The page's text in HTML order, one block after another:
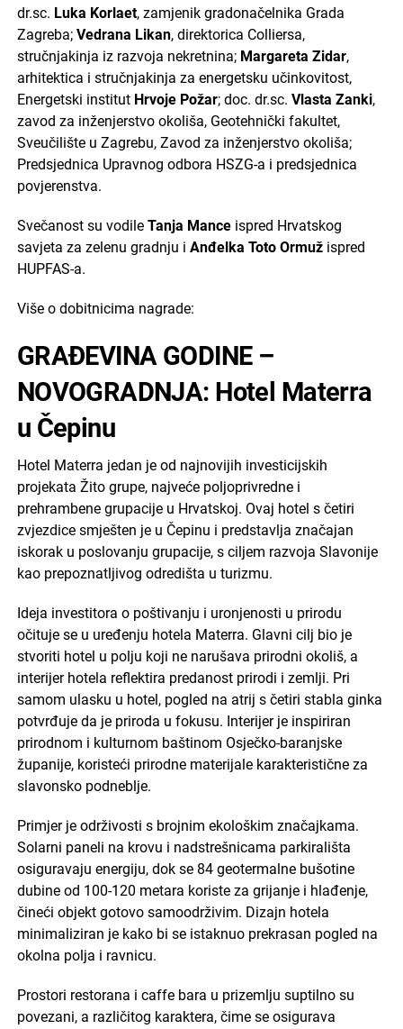
dr.sc. Luka Korlaet, zamjenik gradonačelnika Grada
Zagreba; Vedrana Likan, direktorica Colliersa,
stručnjakinja iz razvoja nekretnina; Margareta Zidar,
arhitektica i stručnjakinja za energetsku učinkovitost,
Energetski institut Hrvoje Požar; doc. dr.sc. Vlasta Zanki,
zavod za inženjerstvo okoliša, Geotehnički fakultet,
Sveučilište u Zagrebu, Zavod za inženjerstvo okoliša;
Predsjednica Upravnog odbora HSZG-a i predsjednica
povjerenstva.
Svečanost su vodile Tanja Manceispred Hrvatskog
savjeta za zelenu gradnju i Anđelka Toto Ormužispred
HUPFAS-a.
Više o dobitnicima nagrade:
GRAĐEVINA GODINE –
NOVOGRADNJA: Hotel Materra
u Čepinu
Hotel Materra jedan je od najnovijih investicijskih
projekata Žito grupe, najveće poljoprivredne i
prehrambene grupacije u Hrvatskoj. Ovaj hotel s četiri
zvjezdice smješten je u Čepinu i predstavlja značajan
iskorak u poslovanju grupacije, s ciljem razvoja Slavonije
kao prepoznatljivog odredišta u turizmu.
Ideja investitora o poštivanju i uronjenosti u prirodu
očituje se u uređenju hotela Materra. Glavni cilj bio je
stvoriti hotel u polju koji ne narušava prirodni okoliš, a
interijer hotela reflektira predanost prirodi i zemlji. Pri
samom ulasku u hotel, pogled na atrij s četiri stabla ginka
potvrđuje da je priroda u fokusu. Interijer je inspiriran
prirodnom i kulturnom baštinom Osječko-baranjske
županije, koristeći prirodne materijale karakteristične za
slavonsko podneblje.
Primjer je održivosti s brojnim ekološkim značajkama.
Solarni paneli na krovu i nadstrešnicama parkirališta
osiguravaju energiju, dok se 84 geotermalne bušotine
dubine od 100-120 metara koriste za grijanje i hlađenje,
čineći objekt gotovo samoodrživim. Dizajn hotela
minimaliziran je kako bi se istaknuo prekrasan pogled na
okolna polja i ravnicu.
Prostori restorana i caffe bara u prizemlju suptilno su
povezani, a različitog karaktera, čime se osigurava